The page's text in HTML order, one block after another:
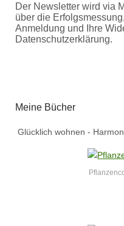
Der Newsletter wird via
über die
Anmeldung und Ihre
Datenschutzerklärung.
Meine Bücher
Glücklich wohnen -